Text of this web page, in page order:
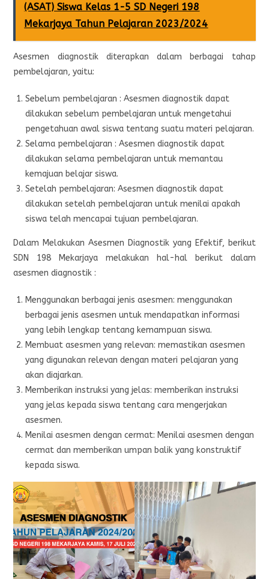
(ASAT) Siswa Kelas 1-5 SD Negeri 198
Mekarjaya Tahun Pelajaran 2023/2024
Asesmen diagnostik diterapkan dalam berbagai tahap
pembelajaran, yaitu:
Sebelum pembelajaran : Asesmen diagnostik dapat
dilakukan sebelum pembelajaran untuk mengetahui
pengetahuan awal siswa tentang suatu materi pelajaran.
Selama pembelajaran : Asesmen diagnostik dapat
dilakukan selama pembelajaran untuk memantau
kemajuan belajar siswa.
Setelah pembelajaran: Asesmen diagnostik dapat
dilakukan setelah pembelajaran untuk menilai apakah
siswa telah mencapai tujuan pembelajaran.
Dalam Melakukan Asesmen Diagnostik yang Efektif, berikut
SDN 198 Mekarjaya melakukan hal-hal berikut dalam
asesmen diagnostik :
Menggunakan berbagai jenis asesmen: menggunakan
berbagai jenis asesmen untuk mendapatkan informasi
yang lebih lengkap tentang kemampuan siswa.
Membuat asesmen yang relevan: memastikan asesmen
yang digunakan relevan dengan materi pelajaran yang
akan diajarkan.
Memberikan instruksi yang jelas: memberikan instruksi
yang jelas kepada siswa tentang cara mengerjakan
asesmen.
Menilai asesmen dengan cermat: Menilai asesmen dengan
cermat dan memberikan umpan balik yang konstruktif
kepada siswa.